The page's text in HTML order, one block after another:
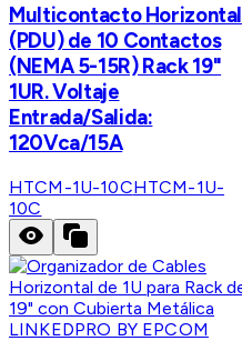
Multicontacto Horizontal
(PDU) de 10 Contactos
(NEMA 5-15R) Rack 19"
1UR. Voltaje
Entrada/Salida:
120Vca/15A
HTCM-1U-10CHTCM-1U-
10C
LINKEDPRO BY EPCOM